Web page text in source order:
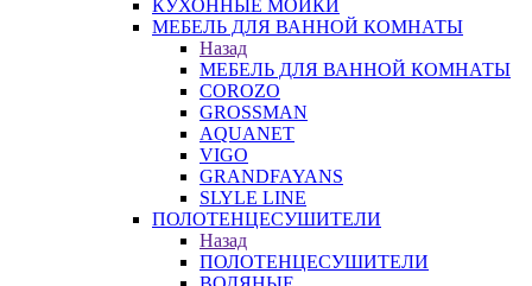
КУХОННЫЕ МОЙКИ
МЕБЕЛЬ ДЛЯ ВАННОЙ КОМНАТЫ
Назад
МЕБЕЛЬ ДЛЯ ВАННОЙ КОМНАТЫ
COROZO
GROSSMAN
AQUANET
VIGO
GRANDFAYANS
SLYLE LINE
ПОЛОТЕНЦЕСУШИТЕЛИ
Назад
ПОЛОТЕНЦЕСУШИТЕЛИ